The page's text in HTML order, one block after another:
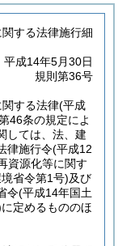
する法律施行細
平成14年5月30日
規則第36号
する法律(平成
46条の規定によ
しては、法、建
律施行令(平成12
資源化等に関す
省令第1号)及び
令(平成14年国土
に定めるもののほ